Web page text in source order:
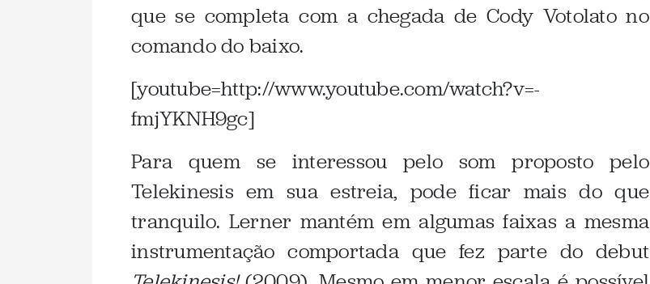
que se completa com a chegada de Cody Votolato no
comando do baixo.
[youtube=http://www.youtube.com/watch?v=-
fmjYKNH9gc]
Para quem se interessou pelo som proposto pelo
Telekinesis em sua estreia, pode ficar mais do que
tranquilo. Lerner mantém em algumas faixas a mesma
instrumentação comportada que fez parte do debut